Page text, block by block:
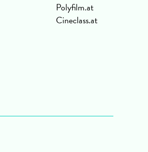
Polyfilm.at
Cineclass.at